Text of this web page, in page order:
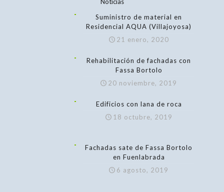
Suministro de material en
Residencial AQUA (Villajoyosa)
21 enero, 2020
Rehabilitación de fachadas con
Fassa Bortolo
20 noviembre, 2019
Edificios con lana de roca
18 octubre, 2019
Fachadas sate de Fassa Bortolo
en Fuenlabrada
6 agosto, 2019